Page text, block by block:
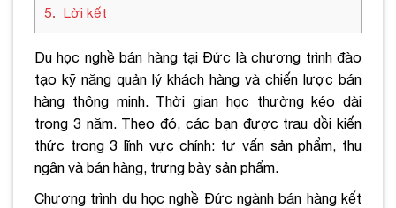
5
Lời kết
Du học nghề bán hàng tại Đức là chương trình đào
tạo kỹ năng quản lý khách hàng và chiến lược bán
hàng thông minh. Thời gian học thường kéo dài
trong 3 năm. Theo đó, các bạn được trau dồi kiến
thức trong 3 lĩnh vực chính: tư vấn sản phẩm, thu
ngân và bán hàng, trưng bày sản phẩm.
Chương trình du học nghề Đức ngành bán hàng kết